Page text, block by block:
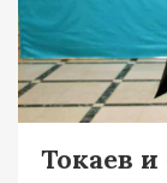
Токаев